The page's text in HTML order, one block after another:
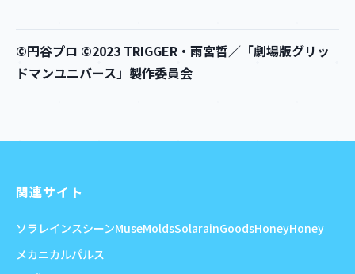
©円谷プロ ©2023 TRIGGER・雨宮哲／「劇場版グリッ
ドマンユニバース」製作委員会
関連サイト
ソラレインスシーンMuseMoldsSolarainGoodsHoneyHoney
メカニカルパルス